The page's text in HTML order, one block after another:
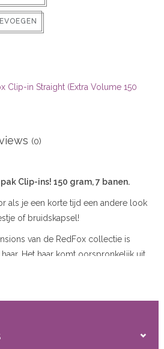
Clip-in Straight (Extra Volume 150
(0)
Clip-ins! 150 gram, 7 banen.
als je een korte tijd een andere look
of bruidskapsel!
van de RedFox collectie is
Het haar komt oorspronkelijk uit
niet gaat klitten.